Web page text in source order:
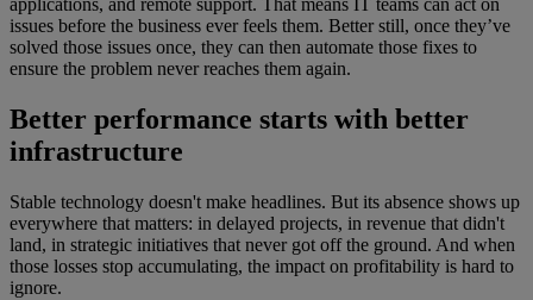
applications, and remote support. That means IT teams can act on
issues before the business ever feels them. Better still, once they’ve
solved those issues once, they can then automate those fixes to
ensure the problem never reaches them again.
Better performance starts with better
infrastructure
Stable technology doesn't make headlines. But its absence shows up
everywhere that matters: in delayed projects, in revenue that didn't
land, in strategic initiatives that never got off the ground. And when
those losses stop accumulating, the impact on profitability is hard to
ignore.